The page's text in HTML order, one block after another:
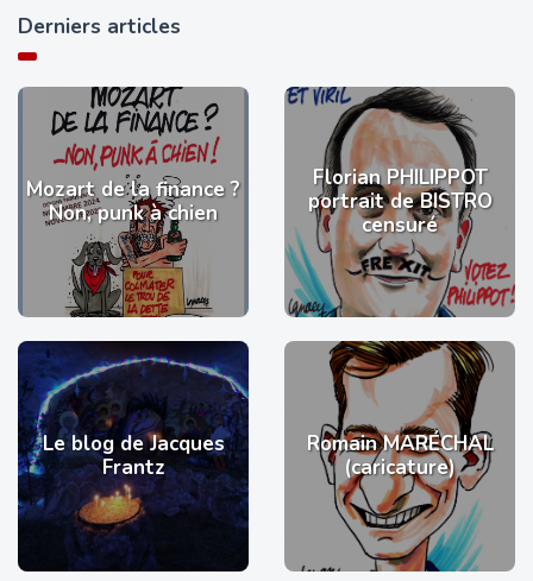
Derniers articles
Mozart de la finance ?
Non, punk à chien
Florian PHILIPPOT
portrait de BISTRO
censuré
Le blog de Jacques
Frantz
Romain MARÉCHAL
(caricature)